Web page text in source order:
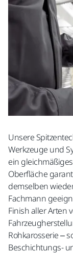
Unsere
Werkzeuge und
ein
Oberfläche
demselben
Fachmann
Finish aller Arten
Rohkarosserie –
Beschichtungs-